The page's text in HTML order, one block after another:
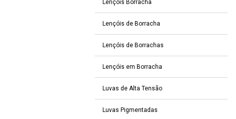
Lençóis Borracha
Lençóis de Borracha
Lençóis de Borrachas
Lençóis em Borracha
Luvas de Alta Tensão
Luvas Pigmentadas